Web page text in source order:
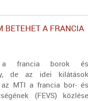
BETEHET A FRANCIA
a francia borok és
de az idei kilátások
MTI a francia bor- és
(FEVS)